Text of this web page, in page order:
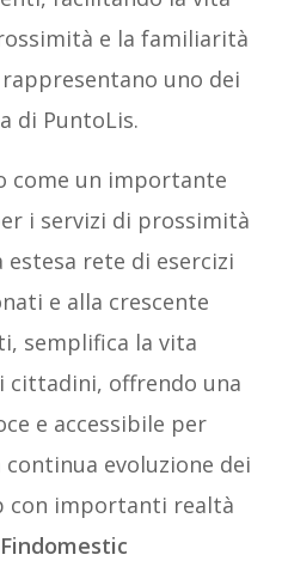
e la familiarità
uno dei
di PuntoLis.
come un importante
i servizi di prossimità
estesa rete di esercizi
e alla crescente
semplifica la vita
cittadini, offrendo una
e accessibile per
continua evoluzione dei
con importanti realtà
Findomestic